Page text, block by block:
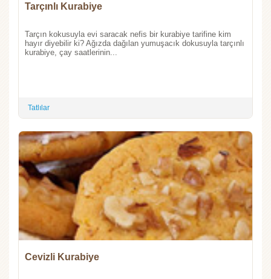
Tarçınlı Kurabiye
Tarçın kokusuyla evi saracak nefis bir kurabiye tarifine kim
hayır diyebilir ki? Ağızda dağılan yumuşacık dokusuyla tarçınlı
kurabiye, çay saatlerinin...
Tatlılar
Cevizli Kurabiye